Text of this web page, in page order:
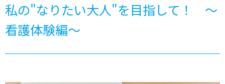
私の"なりたい大人"を目指して！ ～
看護体験編～